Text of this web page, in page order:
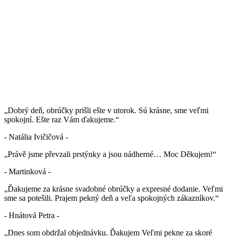
„Dobrý deň, obrúčky prišli ešte v utorok. Sú krásne, sme veľmi
spokojní. Ešte raz Vám ďakujeme.“
- Natália Ivičičová -
„Právě jsme převzali prstýnky a jsou nádherné… Moc Děkujem!“
- Martinková -
„Ďakujeme za krásne svadobné obrúčky a expresné dodanie. Veľmi
sme sa potešili. Prajem pekný deň a veľa spokojných zákazníkov.“
- Hnátová Petra -
„Dnes som obdržal objednávku. Ďakujem Veľmi pekne za skoré